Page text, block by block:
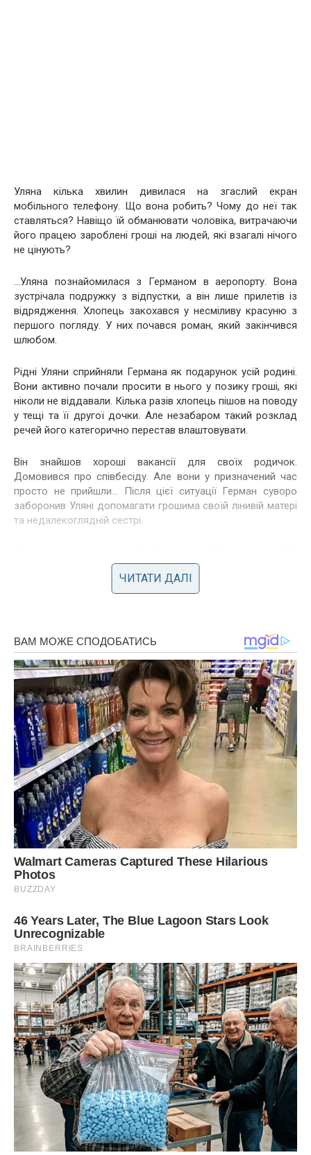
Уляна кілька хвилин дивилася на згаслий екран
мобільного телефону. Що вона робить? Чому до неї так
ставляться? Навіщо їй обманювати чоловіка, витрачаючи
його працею зароблені гроші на людей, які взагалі нічого
не цінують?
…Уляна познайомилася з Германом в аеропорту. Вона
зустрічала подружку з відпустки, а він лише прилетів із
відрядження. Хлопець закохався у несміливу красуню з
першого погляду. У них почався роман, який закінчився
шлюбом.
Рідні Уляни сприйняли Германа як подарунок усій родині.
Вони активно почали просити в нього у позику гроші, які
ніколи не віддавали. Кілька разів хлопець пішов на поводу
у тещі та її другої дочки. Але незабаром такий розклад
речей його категорично перестав влаштовувати.
Він знайшов хороші вакансії для своїх родичок.
Домовився про співбесіду. Але вони у призначений час
просто не прийшли… Після цієї ситуації Герман суворо
заборонив Уляні допомагати грошима своїй лінивій матері
та недалекоглядній сестрі.
тихенько продовжувала підтримувати свою родину. Мама
щодня підкреслювала їй, що вони не мають чоловіка,
який заробляє сто тисяч на місяць, і її борг – завжди їм
…Герман мав зовсім скоро повернутися додому. Уляна
знову набрала сестру і спитала, як там проходять її
пошуки «Ірини».
– Мені ніколи! Ти сама впоратися не можеш? –
Огризнулася Оля.
– Якщо ти мені не допоможеш і не знайдеш дівчину, яка
представиться домробітницею, то більше грошей я вам не
даватиму. Все ясно? – Запитала Уляна несподівано для
себе.
– Ага, шантажуєш грошима. Ну добре… Буде тобі твоя
ЧИТАТИ ДАЛІ